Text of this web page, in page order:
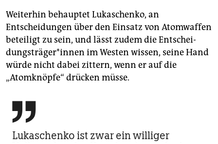
Weiterhin behauptet Lukaschenko, an
Entscheidungen über den Einsatz von Atomwaffen
beteiligt zu sein, und lässt zudem die Ent­schei­
dungs­trä­ge­r*in­nen im Westen wissen, seine Hand
würde nicht dabei zittern, wenn er auf die
„Atomknöpfe“ drücken müsse.

Lukaschenko ist zwar ein williger